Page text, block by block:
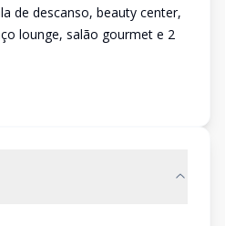
de descanso, beauty center,
lounge, salão gourmet e 2